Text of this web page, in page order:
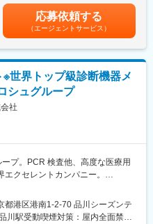
本法人として、グローバルなフィ
長できる環境です。
主に担当します。
病院の検査室および検査センター
施設希望での機器移転作業等で
います。一次受付はコールセンタ
す。
ンバー4名（男性／30代～50
バー3名、アプリケーション1
の計17名
1か月で業務を覚えていただき、3
。
ンティブあり賃金はあくまでも目
上下する可能性があります。月給
す。
応募依頼する
（エージェントサービス）
※世界トップ級診断機器メ
シュグループ
社
プ。PCR 検査他、高度な医療用
クセレントカンパニー。
キャリアパス、福利厚生も充実。
義が更に高まり、ニーズが増加
都港区港南1-2-70 品川シーズンテ
川駅受動喫煙対策：屋内全面禁煙